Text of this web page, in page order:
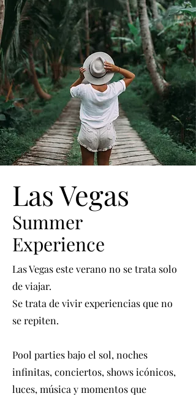
Las Vegas
Summer
Experience
Las Vegas este verano no se trata solo
de viajar.
Se trata de vivir experiencias que no
se repiten.
Pool parties bajo el sol, noches
infinitas, conciertos, shows icónicos,
luces, música y momentos que